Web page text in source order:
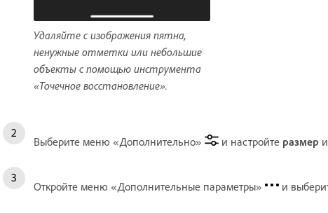
Удаляйте с изображения пятна,
ненужные отметки или небольшие
объекты с помощью инструмента
«Точечное восстановление».
Выберите меню «Дополнительно» и настройте размер
Откройте меню «Дополнительные параметры» и